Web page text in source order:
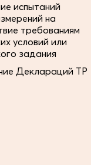
испытаний
на
требованиям
условий или
задания
Деклараций ТР